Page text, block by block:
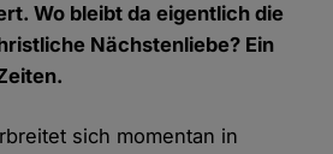
Wo bleibt da eigentlich die
Nächstenliebe? Ein
sich momentan in